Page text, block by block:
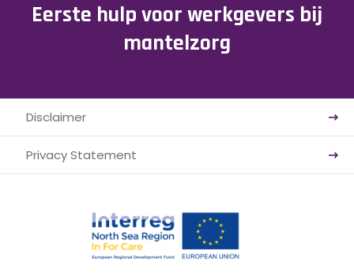
Eerste hulp voor werkgevers bij
mantelzorg
Disclaimer
Privacy Statement